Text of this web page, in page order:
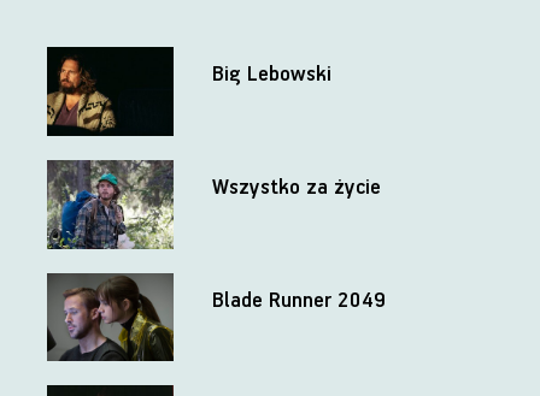
Big Lebowski
Wszystko za życie
Blade Runner 2049